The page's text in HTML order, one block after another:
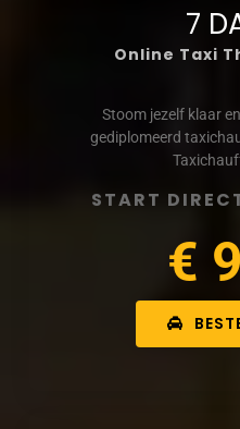
7
Online Taxi
Stoom jezelf klaar
gediplomeerd
START
€